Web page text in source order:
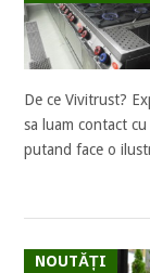
De ce Vivitrust?
sa luam contact
putand face o
NOUTĂȚI